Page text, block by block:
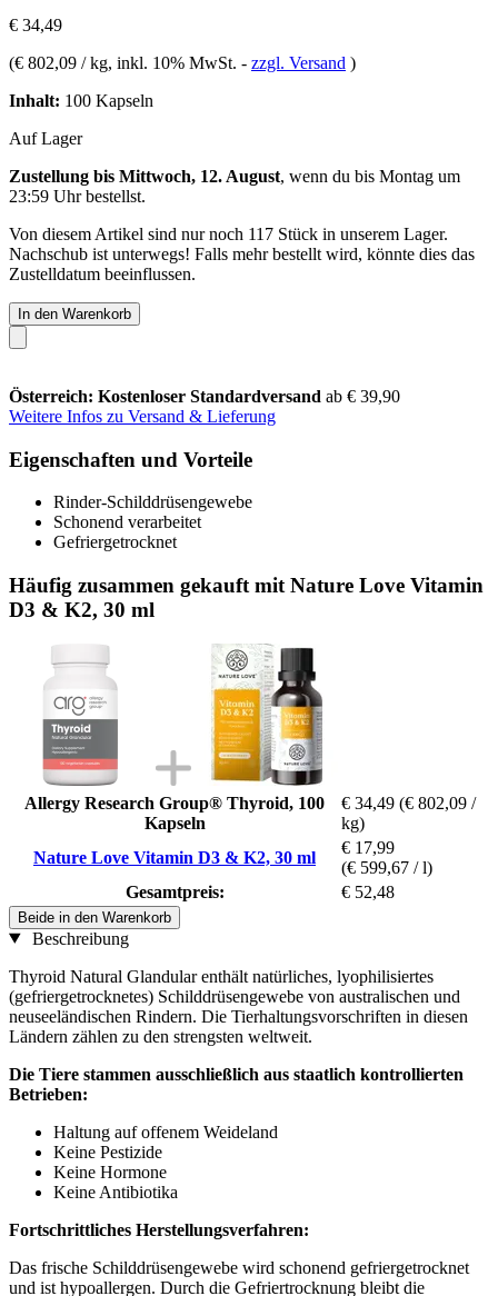
€ 34,49
(€ 802,09 / kg, inkl. 10% MwSt. - zzgl. Versand )
Inhalt: 100 Kapseln
Auf Lager
Zustellung bis Mittwoch, 12. August, wenn du bis Montag um
23:59 Uhrbestellst.
Von diesem Artikel sind nur noch 117 Stück in unserem Lager.
Nachschub ist unterwegs! Falls mehr bestellt wird, könnte dies das
Zustelldatum beeinflussen.
In den Warenkorb
Österreich: Kostenloser Standardversand ab € 39,90
Weitere Infos zu Versand & Lieferung
Eigenschaften und Vorteile
Rinder-Schilddrüsengewebe
Schonend verarbeitet
Gefriergetrocknet
Häufig zusammen gekauft mit Nature Love Vitamin
D3 & K2, 30 ml
Allergy Research Group® Thyroid, 100
Kapseln
€ 34,49 (€ 802,09 /
kg)
Nature Love Vitamin D3 & K2, 30 ml
€ 17,99
(€ 599,67 / l)
Gesamtpreis:
€ 52,48
Beide in den Warenkorb
Beschreibung
Thyroid Natural Glandular enthält natürliches, lyophilisiertes
(gefriergetrocknetes) Schilddrüsengewebe von australischen und
neuseeländischen Rindern. Die Tierhaltungsvorschriften in diesen
Ländern zählen zu den strengsten weltweit.
Die Tiere stammen ausschließlich aus staatlich kontrollierten
Betrieben:
Haltung auf offenem Weideland
Keine Pestizide
Keine Hormone
Keine Antibiotika
Fortschrittliches Herstellungsverfahren:
Das frische Schilddrüsengewebe wird schonend gefriergetrocknet
und ist hypoallergen. Durch die Gefriertrocknung bleibt die